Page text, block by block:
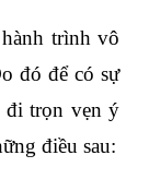
trình vô
đó để có sự
đi trọn vẹn ý
điều sau: